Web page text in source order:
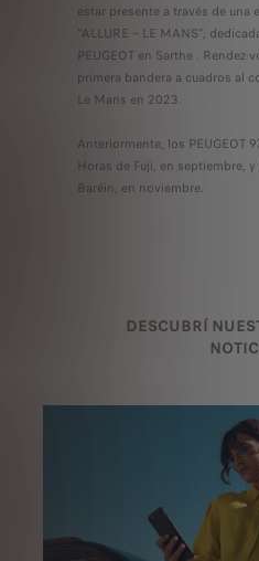
estar presente a través de una
“ALLURE – LE MANS”,
PEUGEOT en Sarthe .
primera bandera a cuadros al
Le Mans en 2023.
Anteriormente, los PEUGEOT
Horas de Fuji, en septiembre,
Baréin, en noviembre.
DESCUBRÍ